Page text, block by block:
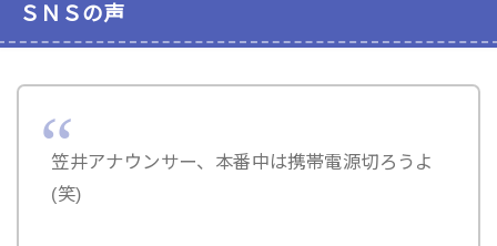
ＳＮＳの声
笠井アナウンサー、本番中は携帯電源切ろうよ
(笑)